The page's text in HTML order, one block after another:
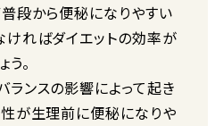
段から便秘になりやすい
ればダイエットの効率が
。
ランスの影響によって起き
が生理前に便秘になりや